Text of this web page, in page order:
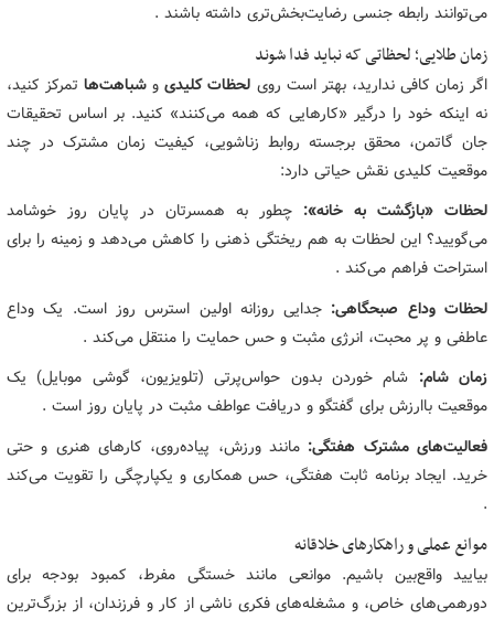
می‌توانند رابطه جنسی رضایت‌بخش‌تری داشته باشند .
زمان طلایی؛ لحظاتی که نباید فدا شوند
اگر زمان کافی ندارید، بهتر است روی لحظات کلیدیو شباهت‌هاتمرکز کنید،
نه اینکه خود را درگیر «کارهایی که همه می‌کنند» کنید. بر اساس تحقیقات
جان گاتمن، محقق برجسته روابط زناشویی، کیفیت زمان مشترک در چند
موقعیت کلیدی نقش حیاتی دارد:
لحظات «بازگشت به خانه»: چطور به همسرتان در پایان روز خوشامد
می‌گویید؟ این لحظات به هم ریختگی ذهنی را کاهش می‌دهد و زمینه را برای
استراحت فراهم می‌کند .
لحظات وداع صبحگاهی: جدایی روزانه اولین استرس روز است. یک وداع
عاطفی و پر محبت، انرژی مثبت و حس حمایت را منتقل می‌کند .
زمان شام: شام خوردن بدون حواس‌پرتی (تلویزیون، گوشی موبایل) یک
موقعیت باارزش برای گفتگو و دریافت عواطف مثبت در پایان روز است .
فعالیت‌های مشترک هفتگی: مانند ورزش، پیاده‌روی، کارهای هنری و حتی
خرید. ایجاد برنامه ثابت هفتگی، حس همکاری و یکپارچگی را تقویت می‌کند
.
موانع عملی و راهکارهای خلاقانه
بیایید واقع‌بین باشیم. موانعی مانند خستگی مفرط، کمبود بودجه برای
دورهمی‌های خاص، و مشغله‌های فکری ناشی از کار و فرزندان، از بزرگ‌ترین